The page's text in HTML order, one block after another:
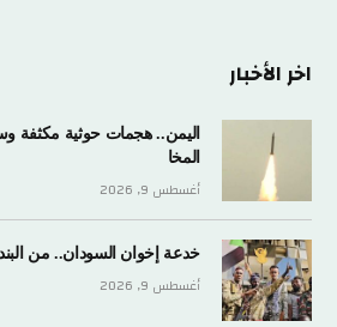
اخر الأخبار
اليمن.. هجمات حوثية مكثفة
المخا
أغسطس 9, 2026
خدعة إخوان السودان.. من
أغسطس 9, 2026